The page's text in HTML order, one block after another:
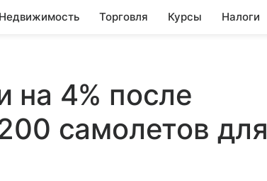
Недвижимость Торговля Курсы Налоги
на 4% после
самолетов для